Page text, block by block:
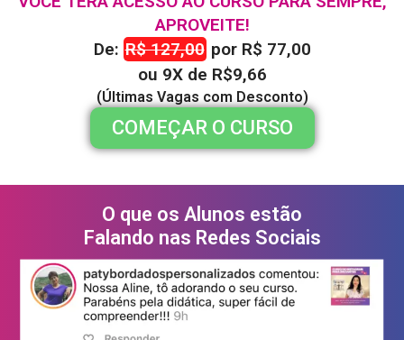
APROVEITE!
De: R$ 127,00 por R$ 77,00
ou 9X de R$9,66
(Últimas Vagas com Desconto)
COMEÇAR O CURSO
O que os Alunos estão
Falando nas Redes Sociais